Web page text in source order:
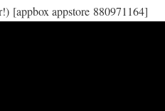
[appbox appstore 880971164]